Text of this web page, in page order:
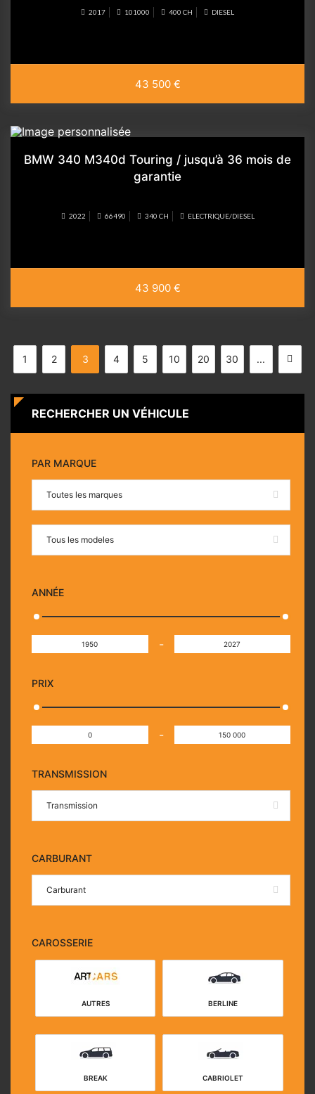
RECHERCHER UN VÉHICULE
PAR MARQUE
Toutes les marques
Tous les modeles
ANNÉE
-
PRIX
-
TRANSMISSION
Transmission
CARBURANT
Carburant
CAROSSERIE
AUTRES BERLINE
BREAK CABRIOLET
2017 101000 400 CH DIESEL
43 500 €
BMW 340 M340d Touring / jusqu’à 36 mois de
garantie
2022 66490 340 CH ELECTRIQUE/DIESEL
43 900 €
1 2 3 4 5 10 20 30 ...